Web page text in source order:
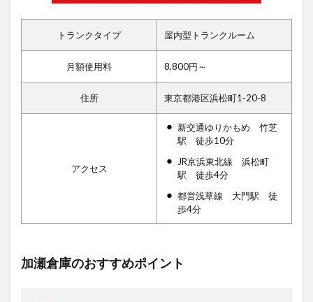
トランクタイプ 屋内型トランクルーム
月額使用料 8,800円～
住所 東京都港区浜松町1-20-8
アクセス
新交通ゆりかもめ 竹芝
駅 徒歩10分
JR京浜東北線 浜松町
駅 徒歩4分
都営浅草線 大門駅 徒
歩4分
加瀬倉庫のおすすめポイント